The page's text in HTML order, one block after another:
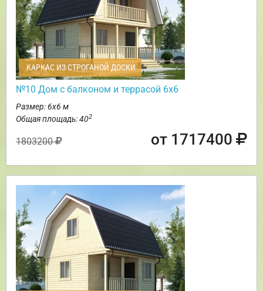
КАРКАС ИЗ СТРОГАНОЙ ДОСКИ
№10 Дом с балконом и террасой 6х6
Размер: 6х6 м
Общая площадь: 402
1803200 от 1717400